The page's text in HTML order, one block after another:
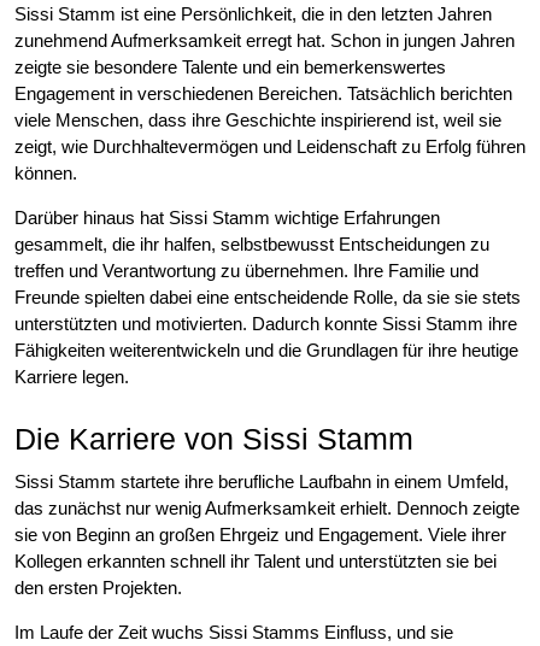
Sissi Stamm ist eine Persönlichkeit, die in den letzten Jahren
zunehmend Aufmerksamkeit erregt hat. Schon in jungen Jahren
zeigte sie besondere Talente und ein bemerkenswertes
Engagement in verschiedenen Bereichen. Tatsächlich berichten
viele Menschen, dass ihre Geschichte inspirierend ist, weil sie
zeigt, wie Durchhaltevermögen und Leidenschaft zu Erfolg führen
können.
Darüber hinaus hat Sissi Stamm wichtige Erfahrungen
gesammelt, die ihr halfen, selbstbewusst Entscheidungen zu
treffen und Verantwortung zu übernehmen. Ihre Familie und
Freunde spielten dabei eine entscheidende Rolle, da sie sie stets
unterstützten und motivierten. Dadurch konnte Sissi Stamm ihre
Fähigkeiten weiterentwickeln und die Grundlagen für ihre heutige
Karriere legen.
Die Karriere von Sissi Stamm
Sissi Stamm startete ihre berufliche Laufbahn in einem Umfeld,
das zunächst nur wenig Aufmerksamkeit erhielt. Dennoch zeigte
sie von Beginn an großen Ehrgeiz und Engagement. Viele ihrer
Kollegen erkannten schnell ihr Talent und unterstützten sie bei
den ersten Projekten.
Im Laufe der Zeit wuchs Sissi Stamms Einfluss, und sie